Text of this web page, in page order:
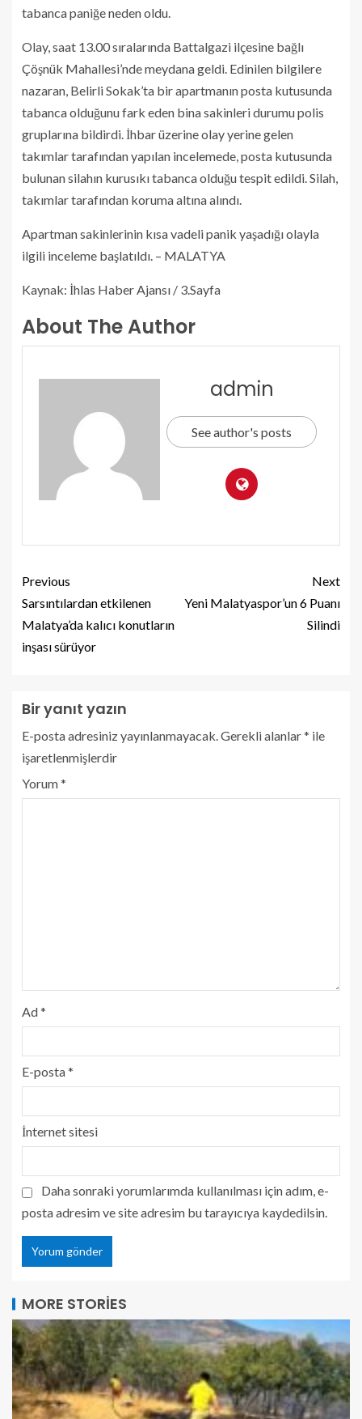
tabanca paniğe neden oldu.
Olay, saat 13.00 sıralarında Battalgazi ilçesine bağlı
Çöşnük Mahallesi’nde meydana geldi. Edinilen bilgilere
nazaran, Belirli Sokak’ta bir apartmanın posta kutusunda
tabanca olduğunu fark eden bina sakinleri durumu polis
gruplarına bildirdi. İhbar üzerine olay yerine gelen
takımlar tarafından yapılan incelemede, posta kutusunda
bulunan silahın kurusıkı tabanca olduğu tespit edildi. Silah,
takımlar tarafından koruma altına alındı.
Apartman sakinlerinin kısa vadeli panik yaşadığı olayla
ilgili inceleme başlatıldı. – MALATYA
Kaynak: İhlas Haber Ajansı / 3.Sayfa
About The Author
admin
See author's posts
Previous
Sarsıntılardan etkilenen
Malatya’da kalıcı konutların
inşası sürüyor
Next
Yeni Malatyaspor’un 6 Puanı
Silindi
Bir yanıt yazın
E-posta adresiniz yayınlanmayacak.Gerekli alanlar* ile
işaretlenmişlerdir
Yorum*
Ad*
E-posta*
İnternet sitesi
Daha sonraki yorumlarımda kullanılması için adım, e-
posta adresim ve site adresim bu tarayıcıya kaydedilsin.
MORE STORIES